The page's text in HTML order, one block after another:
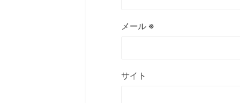
メール ※
サイト